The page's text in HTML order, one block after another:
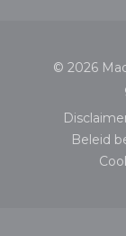
© 2026
Beleid